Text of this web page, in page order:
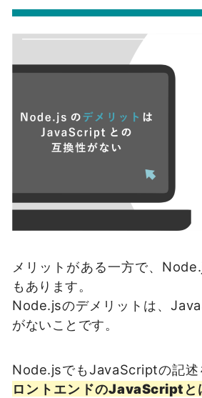
メリットがある一方で、
もあります。
Node.jsのデメリットは、
がないことです。
Node.jsでもJavaScriptの記述
ロントエンドのJavaScriptと